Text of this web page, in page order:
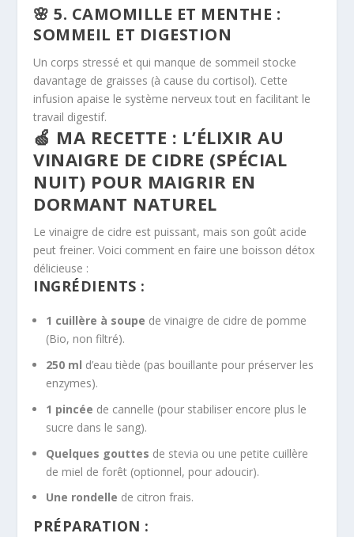
🌸 5. CAMOMILLE ET MENTHE :
SOMMEIL ET DIGESTION
Un corps stressé et qui manque de sommeil stocke
davantage de graisses (à cause du cortisol). Cette
infusion apaise le système nerveux tout en facilitant le
travail digestif.
🍏 MA RECETTE : L’ÉLIXIR AU
VINAIGRE DE CIDRE (SPÉCIAL
NUIT) POUR MAIGRIR EN
DORMANT NATUREL
Le vinaigre de cidre est puissant, mais son goût acide
peut freiner. Voici comment en faire une boisson détox
délicieuse :
INGRÉDIENTS :
1 cuillère à soupe de vinaigre de cidre de pomme
(Bio, non filtré).
250 ml d’eau tiède (pas bouillante pour préserver les
enzymes).
1 pincée de cannelle (pour stabiliser encore plus le
sucre dans le sang).
Quelques gouttes de stevia ou une petite cuillère
de miel de forêt (optionnel, pour adoucir).
Une rondelle de citron frais.
PRÉPARATION :